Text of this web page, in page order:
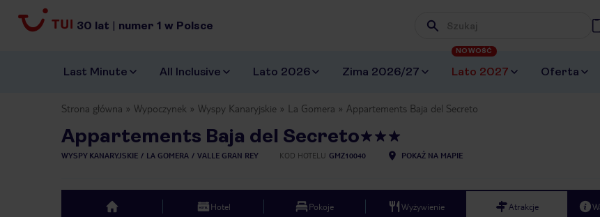
30 lat | numer 1 w Polsce Wpisz frazę, której szukasz
Last Minute All Inclusive Lato 2026 Zima 2026/27 Lato 2027
NOWOŚĆ
Oferta
Strona główna Wypoczynek Wyspy Kanaryjskie La Gomera Appartements Baja del Secreto
Appartements Baja del Secreto
WYSPY KANARYJSKIE LA GOMERA VALLE GRAN REY KOD HOTELU GMZ10040 POKAŻ NA MAPIE
top Hotel Pokoje Wyżywienie Atrakcje